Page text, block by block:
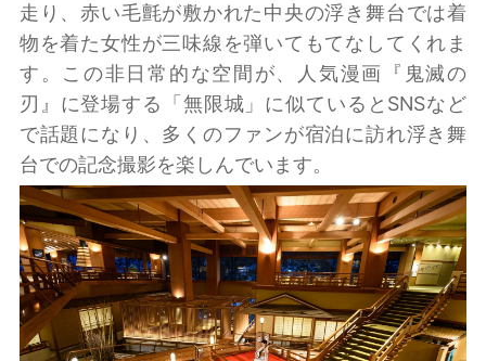
走り、赤い毛氈が敷かれた中央の浮き舞台では着
物を着た女性が三味線を弾いてもてなしてくれま
す。この非日常的な空間が、人気漫画『鬼滅の
刃』に登場する「無限城」に似ているとSNSなど
で話題になり、多くのファンが宿泊に訪れ浮き舞
台での記念撮影を楽しんでいます。